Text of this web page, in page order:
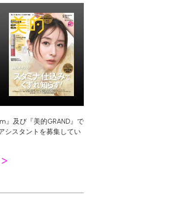
』及び『美的GRAND』で
シスタントを募集してい
＞